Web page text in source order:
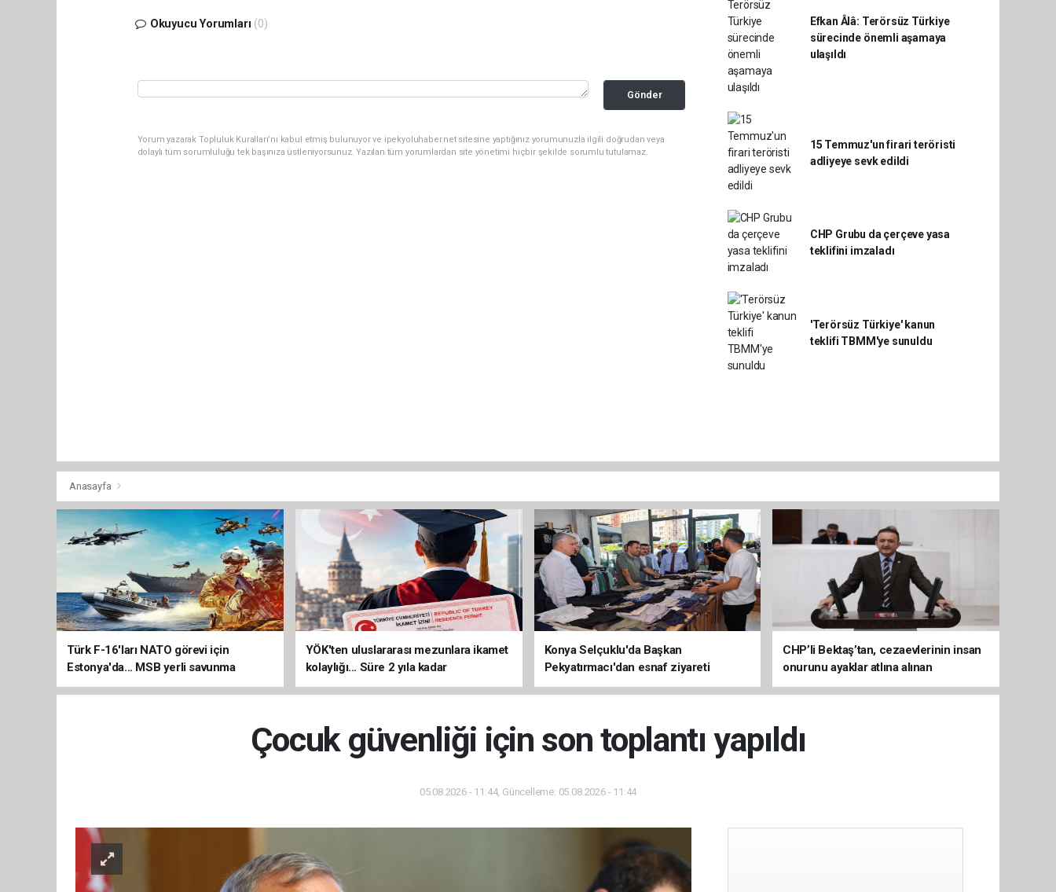
Okuyucu Yorumları (0)
Gönder
Yorum yazarak Topluluk Kuralları’nı kabul etmiş bulunuyor ve ipekyoluhaber.net sitesine yaptığınız yorumunuzla ilgili doğrudan veya
dolaylı tüm sorumluluğu tek başınıza üstleniyorsunuz. Yazılan tüm yorumlardan site yönetimi hiçbir şekilde sorumlu tutulamaz.
Efkan Âlâ: Terörsüz Türkiye
sürecinde önemli aşamaya
ulaşıldı
15 Temmuz'un firari teröristi
adliyeye sevk edildi
CHP Grubu da çerçeve yasa
teklifini imzaladı
'Terörsüz Türkiye' kanun
teklifi TBMM'ye sunuldu
Anasayfa
Türk F-16'ları NATO görevi için
Estonya'da... MSB yerli savunma
sistemleriyle güçleniyor
YÖK'ten uluslararası mezunlara ikamet
kolaylığı... Süre 2 yıla kadar
uzatılabilecek
Konya Selçuklu'da Başkan
Pekyatırmacı'dan esnaf ziyareti
CHP’li Bektaş’tan, cezaevlerinin insan
onurunu ayaklar atlına alınan
mekânlara dönüşmesine tepki
Çocuk güvenliği için son toplantı yapıldı
05.08.2026 - 11:44, Güncelleme: 05.08.2026 - 11:44